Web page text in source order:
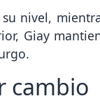
nivel,
Giay
cambio